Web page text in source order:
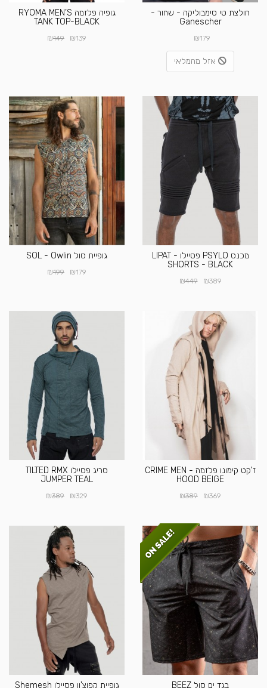
חולצת טי סימבוליקה - שחור -
Ganescher
₪179
אזל מהמלאי
גופיה פלזמה RYOMA MEN’S
TANK TOP-BLACK
₪139
₪149
מכנס PSYLO פסיילו - LIPAT
SHORTS - BLACK
₪389
₪449
גופיית סול SOL - Owlin
₪179
₪199
ז'קט קימונו פלזמה - CRIME MEN
HOOD BEIGE
₪369
₪389
סריג פסיילו TILTED RMX
JUMPER TEAL
₪329
₪389
בגד ים סול BEEZ גופיית קפוצ'ון פסיילו Shemesh